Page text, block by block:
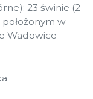
23 świnie (2
położonym w
Wadowice